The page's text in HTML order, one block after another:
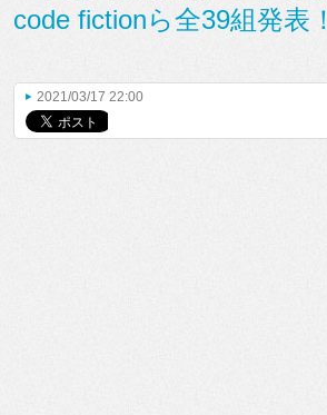
code fictionら全39組発表！
2021/03/17 22:00